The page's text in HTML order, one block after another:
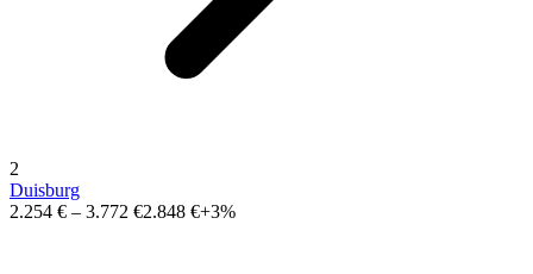
2
Duisburg
2.254 € – 3.772 €2.848 €+3%